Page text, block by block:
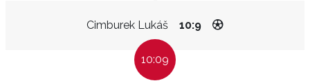
Cimburek Lukáš 10:9
10:09